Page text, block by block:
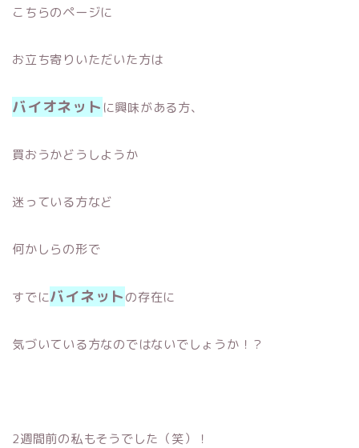
こちらのページに
お立ち寄りいただいた方は
バイオネット に興味がある方、
買おうかどうしようか
迷っている方など
何かしらの形で
すでにバイネットの存在に
気づいている方なのではないでしょうか！？
2週間前の私もそうでした（笑）！